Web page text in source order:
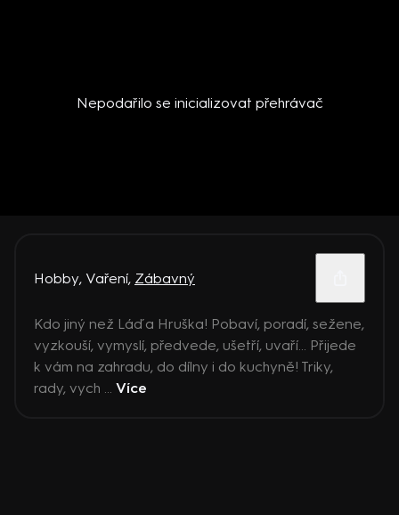
Nepodařilo se inicializovat přehrávač
Hobby, Vaření, Zábavný
Kdo jiný než Láďa Hruška! Pobaví, poradí, sežene,
vyzkouší, vymyslí, předvede, ušetří, uvaří… Přijede
k vám na zahradu, do dílny i do kuchyně! Triky,
rady, vych ... Více